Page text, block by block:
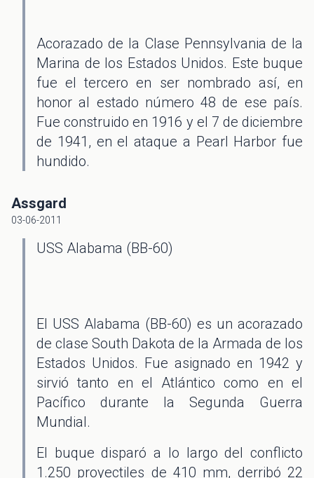
Acorazado de la Clase Pennsylvania de la
Marina de los Estados Unidos. Este buque
fue el tercero en ser nombrado así, en
honor al estado número 48 de ese país.
Fue construido en 1916 y el 7 de diciembre
de 1941, en el ataque a Pearl Harbor fue
hundido.
Assgard
03-06-2011
USS Alabama (BB-60)
El USS Alabama (BB-60) es un acorazado
de clase South Dakota de la Armada de los
Estados Unidos. Fue asignado en 1942 y
sirvió tanto en el Atlántico como en el
Pacífico durante la Segunda Guerra
Mundial.
El buque disparó a lo largo del conflicto
1.250 proyectiles de 410 mm, derribó 22